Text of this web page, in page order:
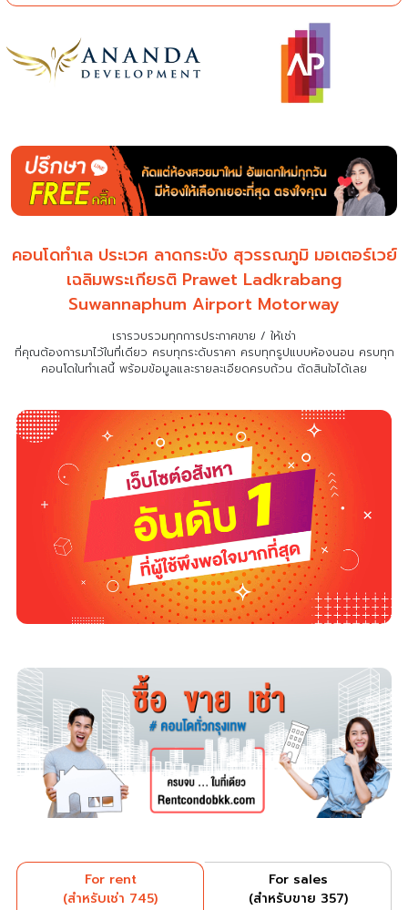
คอนโดทำเล ประเวศ ลาดกระบัง สุวรรณภูมิ มอเตอร์เวย์
เฉลิมพระเกียรติ Prawet Ladkrabang
Suwannaphum Airport Motorway
เรารวบรวมทุกการประกาศขาย / ให้เช่า
ที่คุณต้องการมาไว้ในที่เดียว ครบทุกระดับราคา ครบทุกรูปแบบห้องนอน ครบทุก
คอนโดในทำเลนี้ พร้อมข้อมูลและรายละเอียดครบถ้วน ตัดสินใจได้เลย
For rent
(สำหรับเช่า 745)
For sales
(สำหรับขาย 357)